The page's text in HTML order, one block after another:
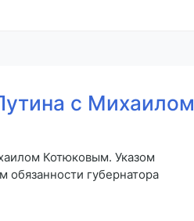
с Михаилом
Котюковым. Указом
губернатора